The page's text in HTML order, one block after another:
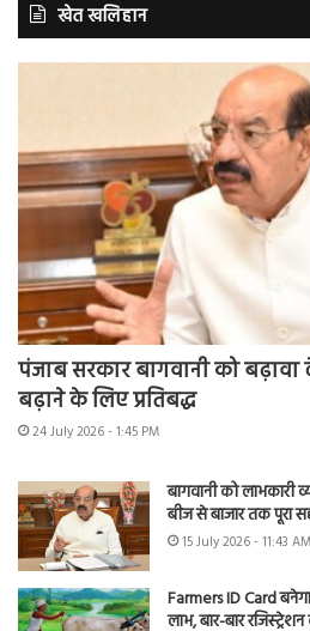
खेत खलिहान
पंजाब सरकार बागवानी को
बढ़ाने के लिए प्रतिबद्ध
24 July 2026 - 1:45 PM
बागवानी को लाभकारी
बीज से बाजार तक पूरा
15 July 2026 - 11:43 AM
Farmers ID Card
लाभ, बार-बार